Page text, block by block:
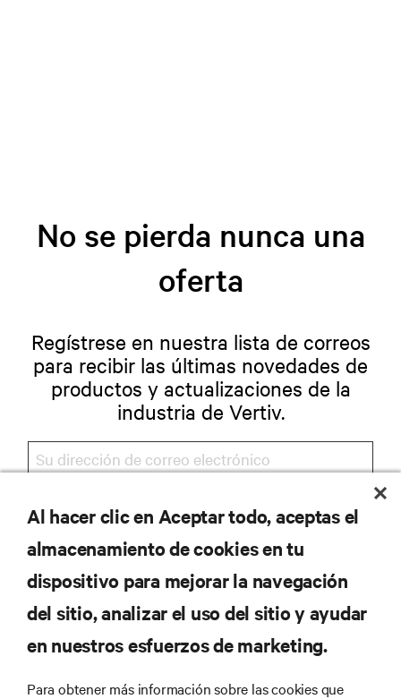
No se pierda nunca una
oferta
Regístrese en nuestra lista de correos
para recibir las últimas novedades de
productos y actualizaciones de la
industria de Vertiv.
REGISTRARSE
RECURSOS
Al hacer clic en Aceptar todo, aceptas el
almacenamiento de cookies en tu
dispositivo para mejorar la navegación
del sitio, analizar el uso del sitio y ayudar
en nuestros esfuerzos de marketing.
Para obtener más información sobre las cookies que